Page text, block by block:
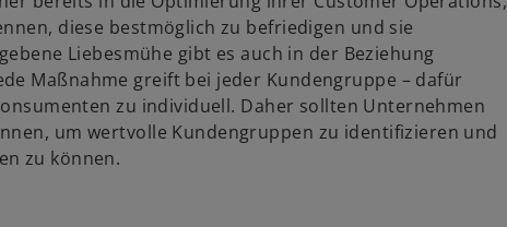
diese bestmöglich zu befriedigen und sie
Liebesmühe gibt es auch in der Beziehung
Maßnahme greift bei jeder Kundengruppe – dafür
zu individuell. Daher sollten Unternehmen
um wertvolle Kundengruppen zu identifizieren und
zu können.